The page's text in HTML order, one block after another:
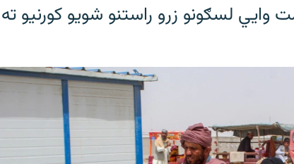
وايي لسګونو زرو راستنو شویو کورنیو ته